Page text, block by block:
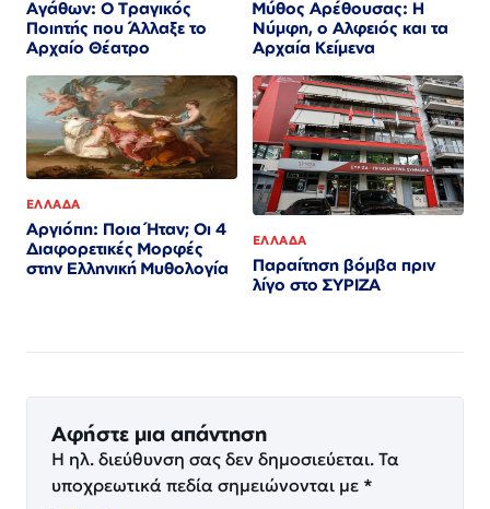
Αγάθων: Ο Τραγικός
Ποιητής που Άλλαξε το
Αρχαίο Θέατρο
Μύθος Αρέθουσας: Η
Νύμφη, ο Αλφειός και τα
Αρχαία Κείμενα
ΕΛΛΑΔΑ
Αργιόπη: Ποια Ήταν; Οι 4
Διαφορετικές Μορφές
στην Ελληνική Μυθολογία
ΕΛΛΑΔΑ
Παραίτηση βόμβα πριν
λίγο στο ΣΥΡΙΖΑ
Αφήστε μια απάντηση
Η ηλ. διεύθυνση σας δεν δημοσιεύεται. Τα
υποχρεωτικά πεδία σημειώνονται με *